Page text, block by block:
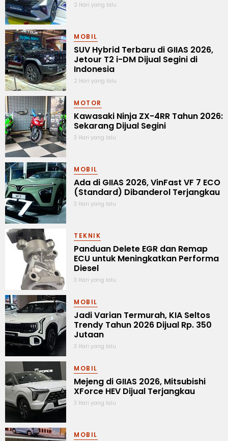
2 Hari yang lalu
MOBIL
SUV Hybrid Terbaru di GIIAS 2026,
Jetour T2 i-DM Dijual Segini di
Indonesia
2 Hari yang lalu
MOTOR
Kawasaki Ninja ZX-4RR Tahun 2026:
Sekarang Dijual Segini
3 Hari yang lalu
MOBIL
Ada di GIIAS 2026, VinFast VF 7 ECO
(Standard) Dibanderol Terjangkau
3 Hari yang lalu
TEKNIK
Panduan Delete EGR dan Remap
ECU untuk Meningkatkan Performa
Diesel
3 Hari yang lalu
MOBIL
Jadi Varian Termurah, KIA Seltos
Trendy Tahun 2026 Dijual Rp. 350
Jutaan
3 Hari yang lalu
MOBIL
Mejeng di GIIAS 2026, Mitsubishi
XForce HEV Dijual Terjangkau
3 Hari yang lalu
MOBIL